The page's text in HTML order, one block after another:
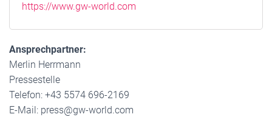
https://www.gw-world.com
Ansprechpartner:
Merlin Herrmann
Pressestelle
Telefon: +43 5574 696-2169
E-Mail: press@gw-world.com